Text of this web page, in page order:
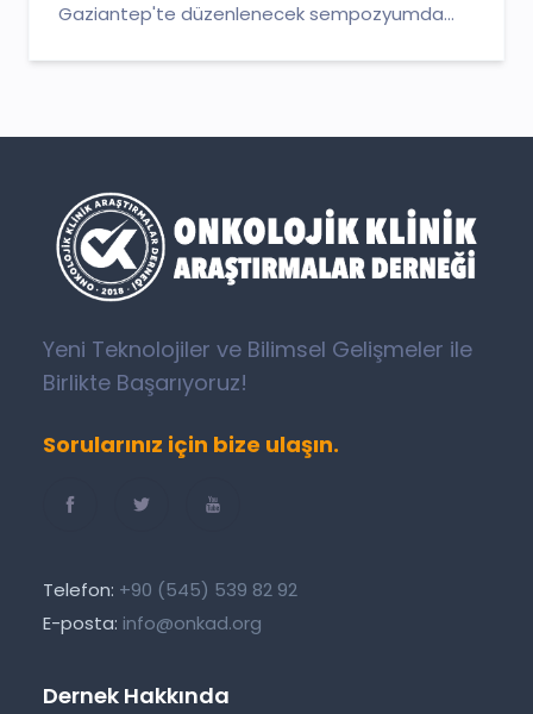
Gaziantep'te düzenlenecek sempozyumda...
Yeni Teknolojiler ve Bilimsel Gelişmeler ile
Birlikte Başarıyoruz!
Sorularınız için bize ulaşın.
Telefon: +90 (545) 539 82 92
E-posta: info@onkad.org
Dernek Hakkında